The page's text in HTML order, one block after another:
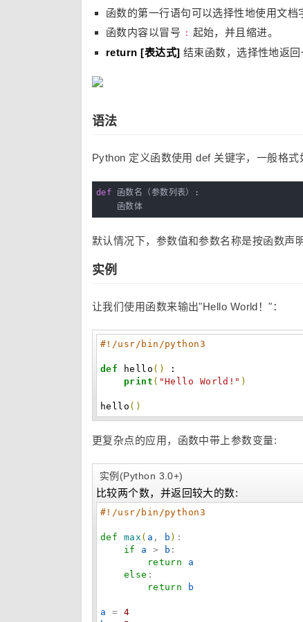
函数的第一行语句可以选择性地使用文档
函数内容以冒号 : 起始，并且缩进。
return [表达式] 结束函数，选择性地返
语法
Python 定义函数使用 def 关键字，一般格式
def 函数名（参数列表）:
    函数体
默认情况下，参数值和参数名称是按函数声
实例
让我们使用函数来输出"Hello World！"：
#!/usr/bin/python3
def hello ( )
:
print ( "Hello World!" )
hello ( )
更复杂点的应用，函数中带上参数变量:
实例(Python 3.0+)
比较两个数，并返回较大的数:
#!/usr/bin/python3
def max ( a , b ) :
if
a > b :
return
a
else :
return
b
a = 4